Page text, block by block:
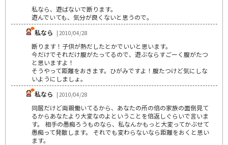
私なら、遊ばないで断ります。
遊んでいても、気分が良くないと思うので。
私なら | 2010/04/28
断ります！子供が熱だしたとかでいいと思います。
今だけでそれだけ腹がたってるので、遊ぶならすごーく腹がたつ
と思いますよ！
そうやって距離をおきます。ひがみですよ！腹たつけど気にしな
いようにしましょ。
私なら | 2010/04/28
同居だけど両親働いてるから、あなたの所の倍の家族の面倒見て
るからあなたより大変なのよということを倍返しぐらいで言いま
す。 相手の愚痴ろうものなら、私なんかもっと大変ってかぶせて
愚痴って発散します。 それでも変わらないなら距離をおくと思い
ます。